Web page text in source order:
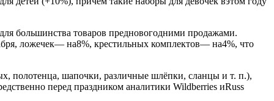
большинства товаров предновогодними продажами.
ложечек— на8%, крестильных комплектов— на4%, что
полотенца, шапочки, различные шлёпки, сланцы и т. п.),
перед праздником аналитики Wildberries иRuss